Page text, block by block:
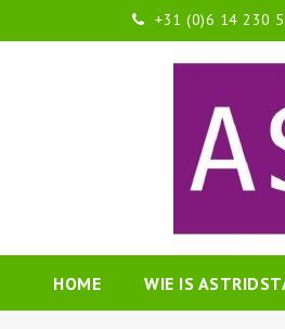
+31 (0)6 14 230
HOME WIE IS